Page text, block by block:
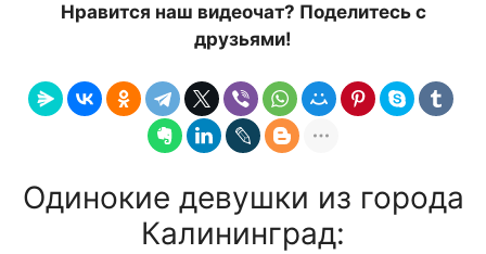
Нравится наш видеочат? Поделитесь с
друзьями!
Одинокие девушки из города
Калининград: